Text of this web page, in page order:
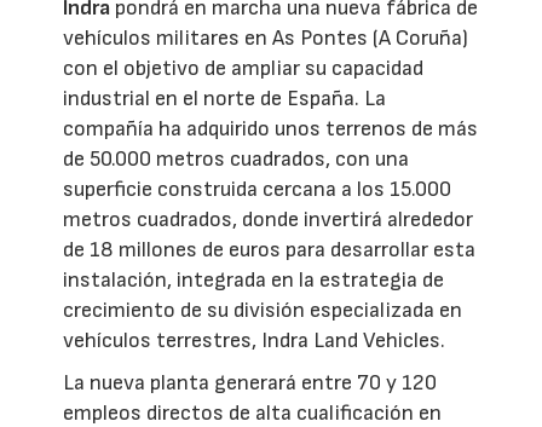
Indra pondrá en marcha una nueva fábrica de
vehículos militares en As Pontes (A Coruña)
con el objetivo de ampliar su capacidad
industrial en el norte de España. La
compañía ha adquirido unos terrenos de más
de 50.000 metros cuadrados, con una
superficie construida cercana a los 15.000
metros cuadrados, donde invertirá alrededor
de 18 millones de euros para desarrollar esta
instalación, integrada en la estrategia de
crecimiento de su división especializada en
vehículos terrestres, Indra Land Vehicles.
La nueva planta generará entre 70 y 120
empleos directos de alta cualificación en